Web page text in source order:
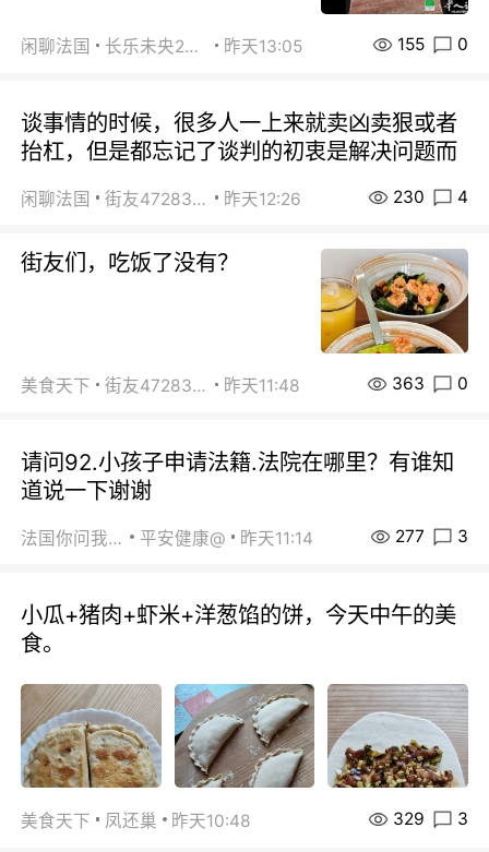
闲聊法国 长乐未央2015 昨天13:05 155 0
谈事情的时候，很多人一上来就卖凶卖狠或者
抬杠，但是都忘记了谈判的初衷是解决问题而
闲聊法国 街友472838572 昨天12:26 230 4
街友们，吃饭了没有？
美食天下 街友472838572 昨天11:48 363 0
请问92.小孩子申请法籍.法院在哪里？有谁知
道说一下谢谢
法国你问我答 平安健康@ 昨天11:14 277 3
小瓜+猪肉+虾米+洋葱馅的饼，今天中午的美
食。
美食天下 凤还巢 昨天10:48 329 3